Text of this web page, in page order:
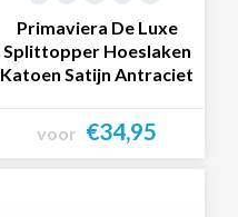
Primaviera De Luxe
Splittopper Hoeslaken
Katoen Satijn Antraciet
voor €34,95